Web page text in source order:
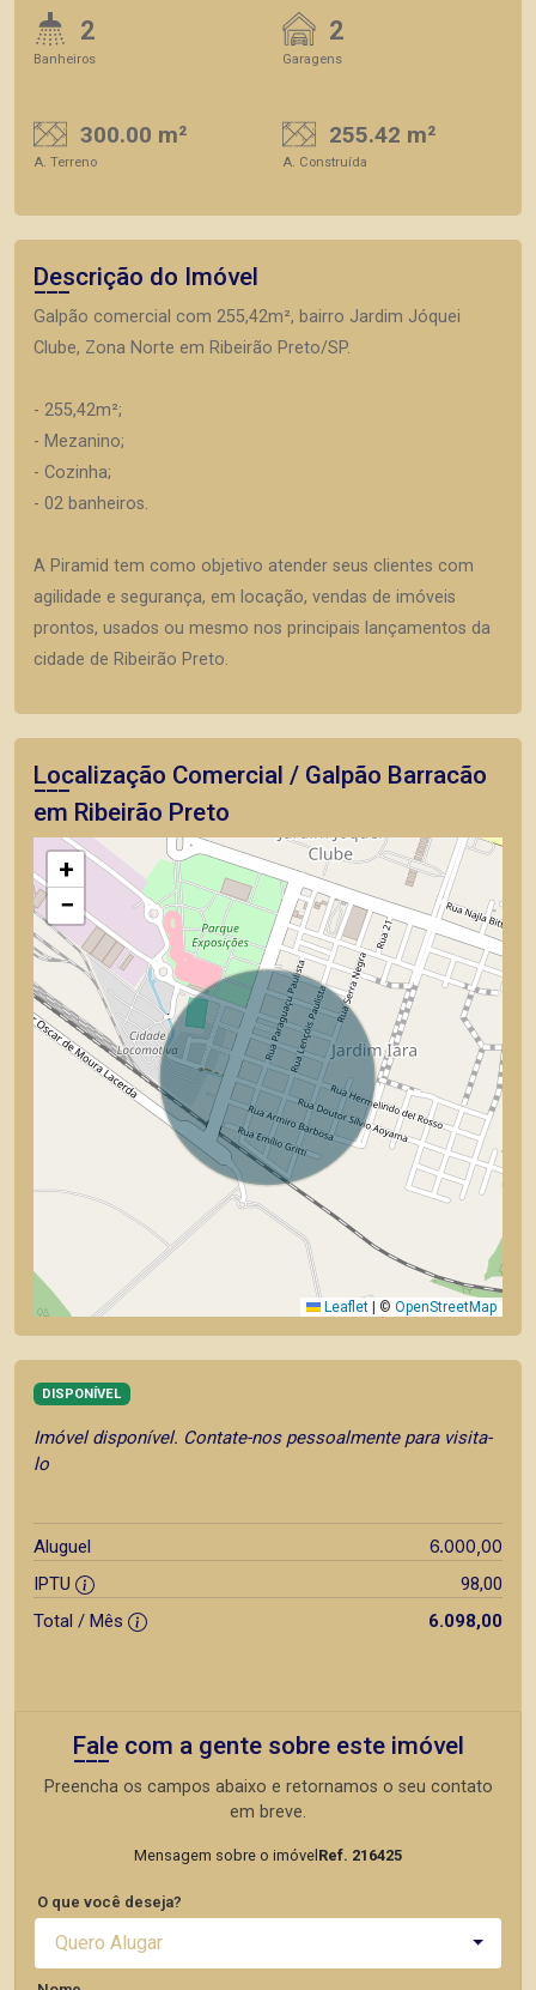
2
Banheiros
2
Garagens
300.00 m²
A. Terreno
255.42 m²
A. Construída
Descrição do Imóvel
Galpão comercial com 255,42m², bairro Jardim Jóquei
Clube, Zona Norte em Ribeirão Preto/SP.
- 255,42m²;
- Mezanino;
- Cozinha;
- 02 banheiros.
A Piramid tem como objetivo atender seus clientes com
agilidade e segurança, em locação, vendas de imóveis
prontos, usados ou mesmo nos principais lançamentos da
cidade de Ribeirão Preto.
Localização Comercial / Galpão Barracão
em Ribeirão Preto
+
−
Leaflet © OpenStreetMap
DISPONÍVEL
Imóvel disponível. Contate-nos pessoalmente para visita-
lo
Aluguel 6.000,00
IPTU
98,00
Total / Mês
6.098,00
Fale com a gente sobre este imóvel
Preencha os campos abaixo e retornamos o seu contato
em breve.
Mensagem sobre o imóvel Ref. 216425
O que você deseja?
Quero Alugar